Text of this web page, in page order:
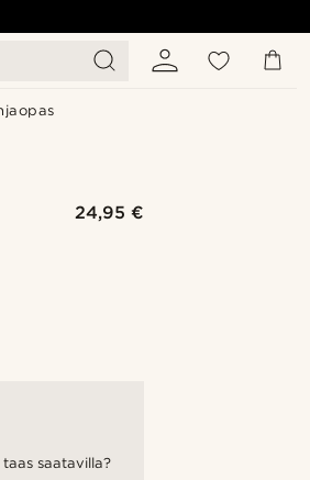
24,95 €
saatavilla?